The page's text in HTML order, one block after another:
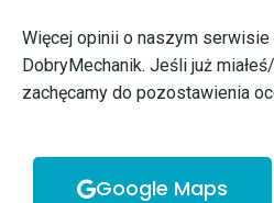
Więcej opinii o naszym
DobryMechanik. Jeśli już
zachęcamy do pozostawienia
Google Maps